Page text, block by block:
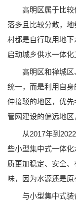
高明区属于比较
落多且比较分散，
村都是自行取用地
启动城乡供水一体化
高明区和禅城区
统一，而是利用自
伸接驳的地区，优
管网建设的偏远地
从2017年到2022
些小型集中式一体
质更加稳定、安全
味，因为水源还是原
与小型集中式装